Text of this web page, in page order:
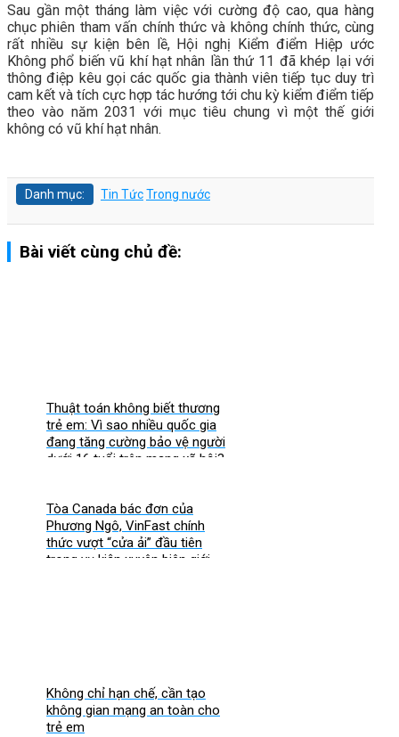
Sau gần một tháng làm việc với cường độ cao, qua hàng
chục phiên tham vấn chính thức và không chính thức, cùng
rất nhiều sự kiện bên lề, Hội nghị Kiểm điểm Hiệp ước
Không phổ biến vũ khí hạt nhân lần thứ 11 đã khép lại với
thông điệp kêu gọi các quốc gia thành viên tiếp tục duy trì
cam kết và tích cực hợp tác hướng tới chu kỳ kiểm điểm tiếp
theo vào năm 2031 với mục tiêu chung vì một thế giới
không có vũ khí hạt nhân.
Danh mục: Tin TứcTrong nước
Bài viết cùng chủ đề:
Thuật toán không biết thương
trẻ em: Vì sao nhiều quốc gia
đang tăng cường bảo vệ người
dưới 16 tuổi trên mạng xã hội?
Tòa Canada bác đơn của
Phương Ngô, VinFast chính
thức vượt “cửa ải” đầu tiên
trong vụ kiện xuyên biên giới
Không chỉ hạn chế, cần tạo
không gian mạng an toàn cho
trẻ em